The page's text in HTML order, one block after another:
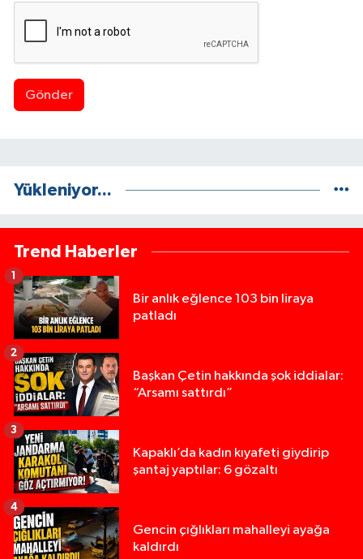
Gönder
Yükleniyor...
Trend Haberler
Bir anlık eğlence 103 bin liraya
patladı
1
Başkan Çetin hakkında şok iddialar:
“Arsamı sattırdı”
2
Kapaklı’da kadın kıyafeti giydirip
şantaj yaptılar: 6 gözaltı
3
Gencin çığlıkları mahalleyi ayağa
kaldırdı
4